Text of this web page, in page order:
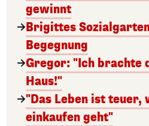
gewinnt
Brigittes
Begegnung
Gregor: "Ich brachte
Haus!"
"Das Leben ist teuer,
einkaufen geht"